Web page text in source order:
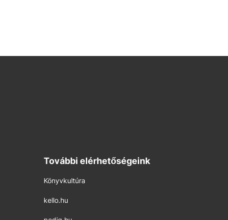
További elérhetőségeink
Könyvkultúra
kello.hu